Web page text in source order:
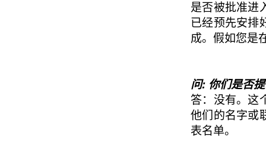
是否被批准进
已经预先安排
成。假如您是
问: 你们是否
答：没有。这
他们的名字或
表名单。